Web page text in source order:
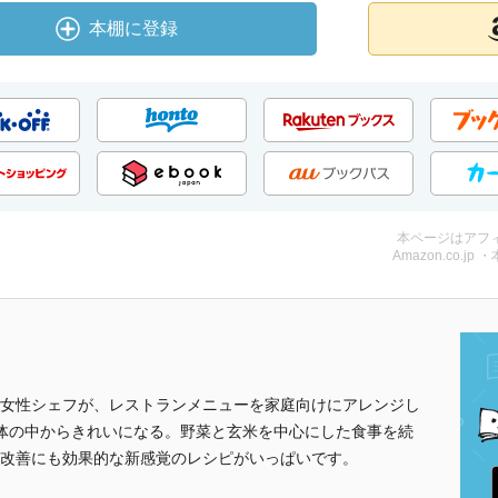
本棚に登録
本ページはアフ
Amazon.co.jp ・
性シェフが、レストランメニューを家庭向けにアレンジし
中からきれいになる。野菜と玄米を中心にした食事を続
善にも効果的な新感覚のレシピがいっぱいです。